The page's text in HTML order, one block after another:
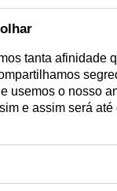
tanta afinidade
usemos o nosso
e assim será